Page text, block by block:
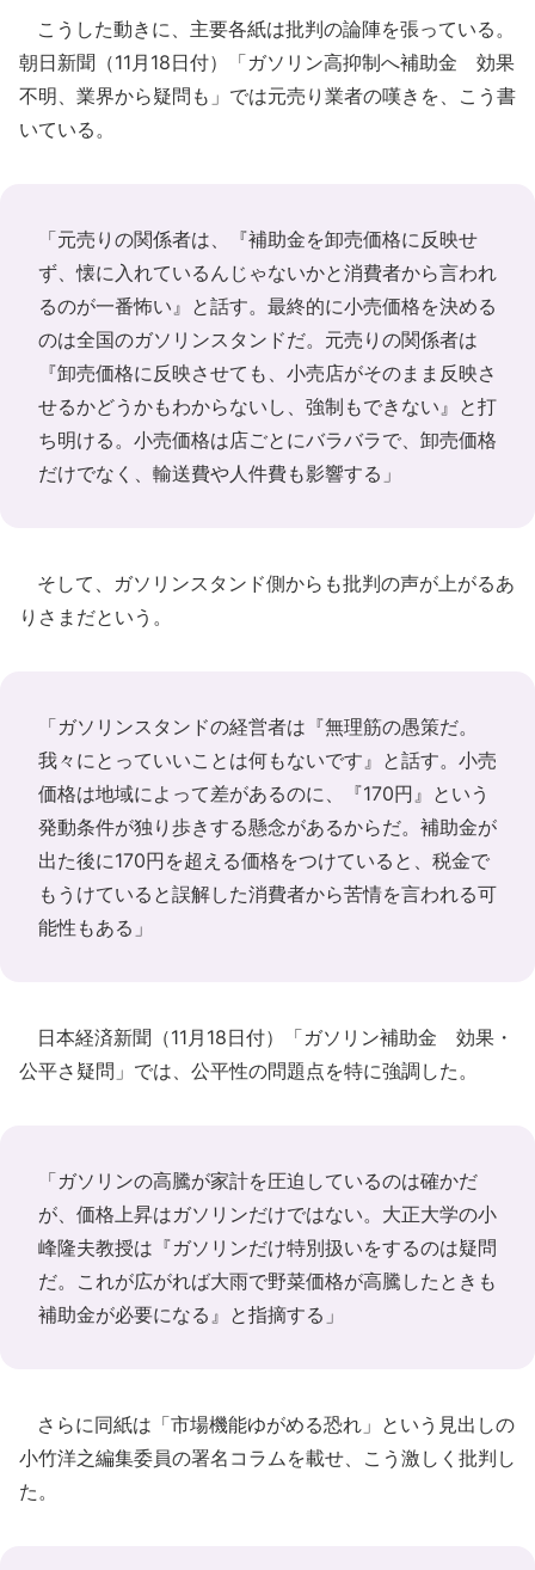
こうした動きに、主要各紙は批判の論陣を張っている。
朝日新聞（11月18日付）「ガソリン高抑制へ補助金 効果
不明、業界から疑問も」では元売り業者の嘆きを、こう書
いている。
「元売りの関係者は、『補助金を卸売価格に反映せ
ず、懐に入れているんじゃないかと消費者から言われ
るのが一番怖い』と話す。最終的に小売価格を決める
のは全国のガソリンスタンドだ。元売りの関係者は
『卸売価格に反映させても、小売店がそのまま反映さ
せるかどうかもわからないし、強制もできない』と打
ち明ける。小売価格は店ごとにバラバラで、卸売価格
だけでなく、輸送費や人件費も影響する」
そして、ガソリンスタンド側からも批判の声が上がるあ
りさまだという。
「ガソリンスタンドの経営者は『無理筋の愚策だ。
我々にとっていいことは何もないです』と話す。小売
価格は地域によって差があるのに、『170円』という
発動条件が独り歩きする懸念があるからだ。補助金が
出た後に170円を超える価格をつけていると、税金で
もうけていると誤解した消費者から苦情を言われる可
能性もある」
日本経済新聞（11月18日付）「ガソリン補助金 効果・
公平さ疑問」では、公平性の問題点を特に強調した。
「ガソリンの高騰が家計を圧迫しているのは確かだ
が、価格上昇はガソリンだけではない。大正大学の小
峰隆夫教授は『ガソリンだけ特別扱いをするのは疑問
だ。これが広がれば大雨で野菜価格が高騰したときも
補助金が必要になる』と指摘する」
さらに同紙は「市場機能ゆがめる恐れ」という見出しの
小竹洋之編集委員の署名コラムを載せ、こう激しく批判し
た。